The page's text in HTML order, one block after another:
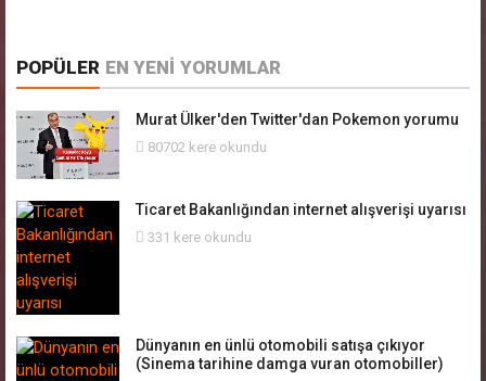
POPÜLER EN YENİ YORUMLAR
Murat Ülker'den Twitter'dan Pokemon yorumu
80702 kere okundu
Ticaret Bakanlığından internet alışverişi uyarısı
331 kere okundu
Dünyanın en ünlü otomobili satışa çıkıyor
(Sinema tarihine damga vuran otomobiller)